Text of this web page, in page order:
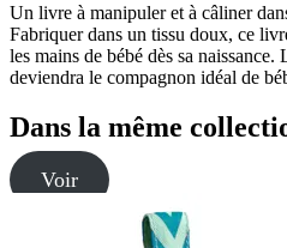
Un livre à manipuler et à câliner
Fabriquer dans un tissu doux, ce
les mains de bébé dès sa
deviendra le compagnon idéal de
Dans la même
Voir